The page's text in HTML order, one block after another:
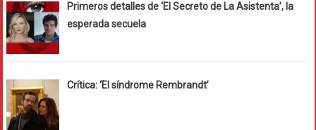
Primeros detalles de ‘El Secreto de La Asistenta’, la
esperada secuela
Crítica: ‘El síndrome Rembrandt’